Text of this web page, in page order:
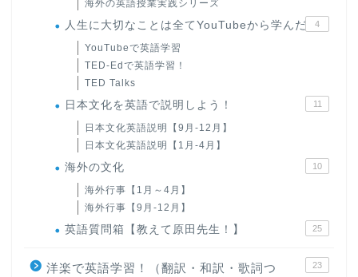
海外の英語授業実践シリーズ
人生に大切なことは全てYouTubeから学んだ 4
YouTubeで英語学習
TED-Edで英語学習！
TED Talks
日本文化を英語で説明しよう！ 11
日本文化英語説明【9月-12月】
日本文化英語説明【1月-4月】
海外の文化 10
海外行事【1月～4月】
海外行事【9月-12月】
英語質問箱【教えて原田先生！】 25
洋楽で英語学習！（翻訳・和訳・歌詞つ
23